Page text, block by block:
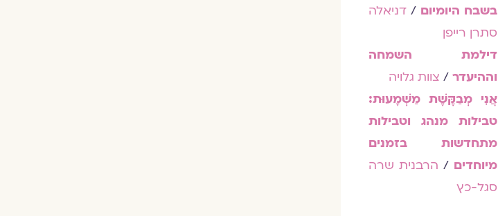
בשבח היומיום /דניאלה
סתרן רייפן
דילמת השמחה
וההיעדר/ צוות גלויה
אֲנִי מְבַקֶּשֶׁת מַשְׁמָעוּת:
טבילות מנהג וטבילות
מתחדשות בזמנים
מיוחדים / הרבנית שרה
סגל-כץ